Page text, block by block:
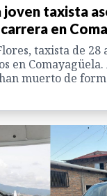
taxista
en
taxista de 28
en Comayagüela.
muerto de